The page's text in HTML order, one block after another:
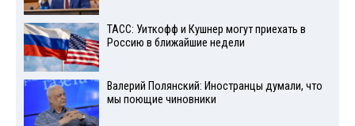
ТАСС: Уиткофф и Кушнер могут приехать в
Россию в ближайшие недели
Валерий Полянский: Иностранцы думали, что
мы поющие чиновники